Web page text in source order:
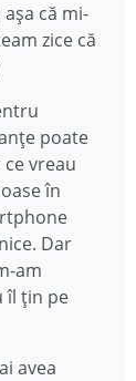
că mi-
zice că
poate
vreau
în
Dar
am
îl țin pe
avea